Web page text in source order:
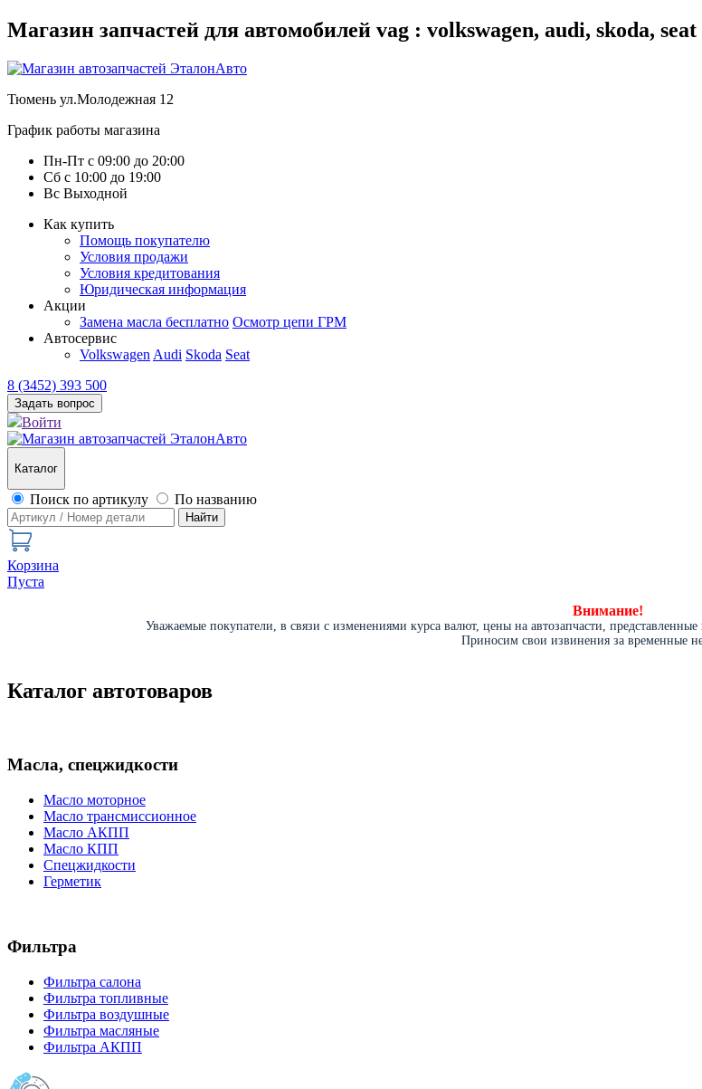
Магазин запчастей для автомобилей vag : volkswagen, audi, skoda, seat
Тюмень ул.Молодежная 12
График работы магазина
Пн-Пт с 09:00 до 20:00
Сб с 10:00 до 19:00
Вс Выходной
Как купить
Помощь покупателю
Условия продажи
Условия кредитования
Юридическая информация
Акции
Замена масла бесплатно Осмотр цепи ГРМ
Автосервис
Volkswagen Audi Skoda Seat
8 (3452) 393 500
Задать вопрос
Войти
Каталог
Поиск по артикулу По названию
Найти
Корзина
Пуста
Внимание!
Уважаемые покупатели, в связи с изменениями курса валют, цены на автозапчасти,
Приносим свои извинения за временные
Каталог автотоваров
Масла, спецжидкости
Масло моторное
Масло трансмиссионное
Масло АКПП
Масло КПП
Спецжидкости
Герметик
Фильтра
Фильтра салона
Фильтра топливные
Фильтра воздушные
Фильтра масляные
Фильтра АКПП